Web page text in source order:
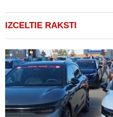
IZCELTIE RAKSTI